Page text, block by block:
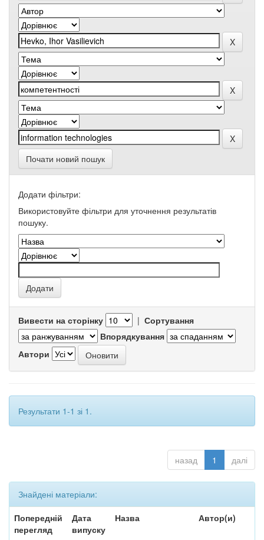
Почати новий пошук
Додати фільтри:
Використовуйте фільтри для уточнення результатів
пошуку.
Вивести на сторінку | Сортування
Впорядкування
Автори
Результати 1-1 зі 1.
назад 1 далі
Знайдені матеріали:
Попередній
перегляд
Дата
випуску
Назва Автор(и)